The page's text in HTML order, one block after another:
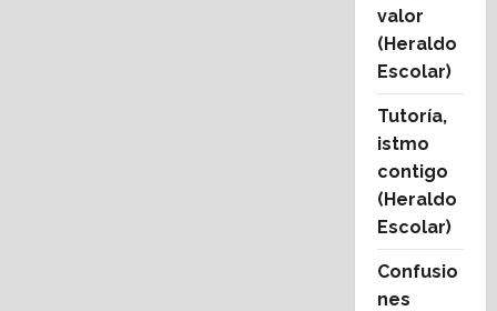
valor
(Heraldo
Escolar)
Tutoría,
istmo
contigo
(Heraldo
Escolar)
Confusio
nes